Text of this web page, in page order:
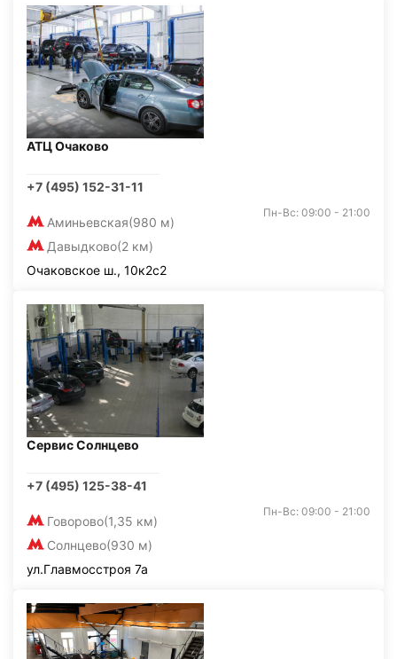
АТЦ Очаково
+7 (495) 152-31-11
Аминьевская(980 м)
Давыдково(2 км)
Пн-Вс: 09:00 - 21:00
Очаковское ш., 10к2с2
Сервис Солнцево
+7 (495) 125-38-41
Говорово(1,35 км)
Солнцево(930 м)
Пн-Вс: 09:00 - 21:00
ул.Главмосстроя 7а